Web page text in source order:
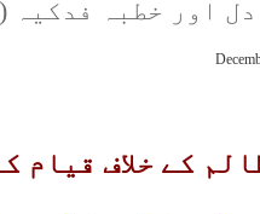
اور خطبہ فدکیہ
کے خلاف قیام